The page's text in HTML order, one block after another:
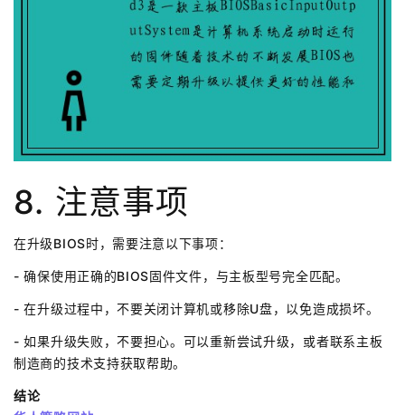
8. 注意事项
在升级BIOS时，需要注意以下事项：
- 确保使用正确的BIOS固件文件，与主板型号完全匹配。
- 在升级过程中，不要关闭计算机或移除U盘，以免造成损坏。
- 如果升级失败，不要担心。可以重新尝试升级，或者联系主板
制造商的技术支持获取帮助。
结论